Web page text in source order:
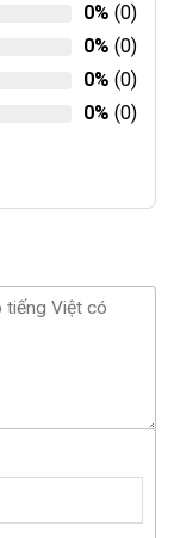
0% (0)
0% (0)
0% (0)
0% (0)